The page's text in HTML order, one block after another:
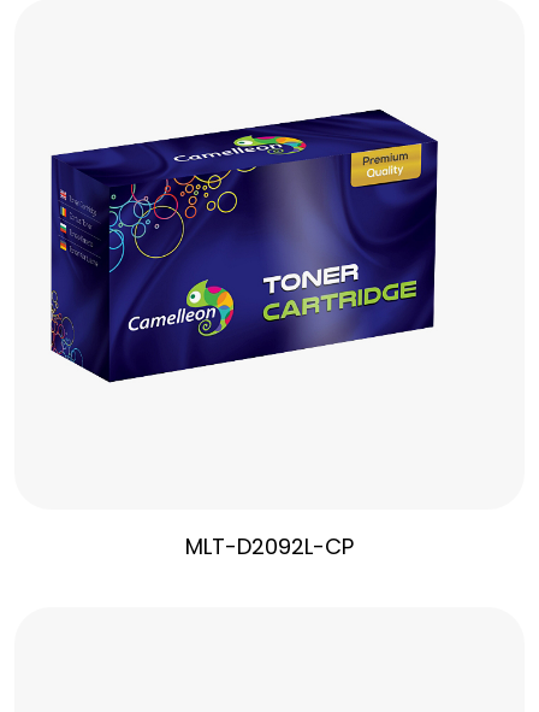
MLT-D2092L-CP